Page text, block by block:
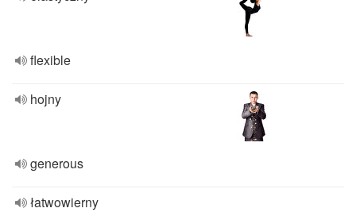
flexible
hojny
generous
łatwowierny